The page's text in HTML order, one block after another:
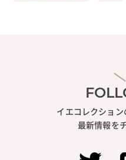
イエコレクショ
最新情報を